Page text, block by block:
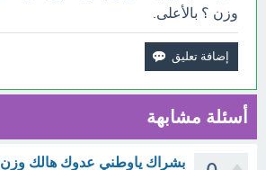
وزن ؟ بالأعلى.
أسئلة مشابهة
بشراك ياوطني عدوك هالك وزن